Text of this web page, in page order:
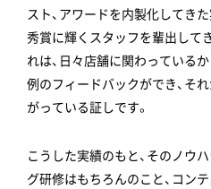
スト、アワードを内製化してき
秀賞に輝くスタッフを輩出して
れは、日々店舗に関わっている
例のフィードバックができ、そ
がっている証しです。
こうした実績のもと、そのノウ
グ研修はもちろんのこと、コン